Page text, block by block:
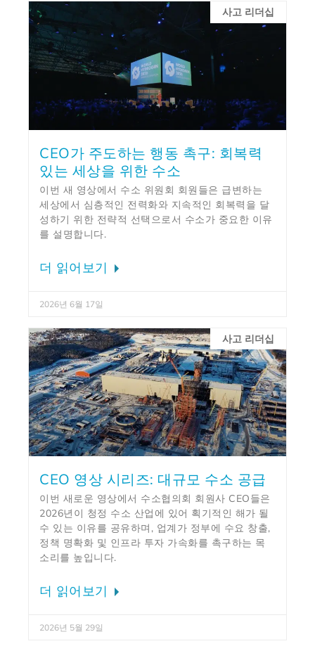
사고 리더십
CEO가 주도하는 행동 촉구: 회복력
있는 세상을 위한 수소
이번 새 영상에서 수소 위원회 회원들은 급변하는
세상에서 심층적인 전력화와 지속적인 회복력을 달
성하기 위한 전략적 선택으로서 수소가 중요한 이유
를 설명합니다.
더 읽어보기
2026년 6월 17일
사고 리더십
CEO 영상 시리즈: 대규모 수소 공급
이번 새로운 영상에서 수소협의회 회원사 CEO들은
2026년이 청정 수소 산업에 있어 획기적인 해가 될
수 있는 이유를 공유하며, 업계가 정부에 수요 창출,
정책 명확화 및 인프라 투자 가속화를 촉구하는 목
소리를 높입니다.
더 읽어보기
2026년 5월 29일